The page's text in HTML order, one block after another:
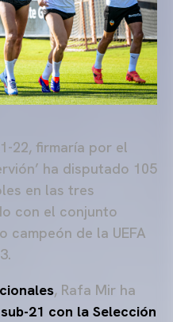
22, firmaría por el
ha disputado 105
en las tres
con el conjunto
campeón de la UEFA
, Rafa Mir ha
21 con la Selección